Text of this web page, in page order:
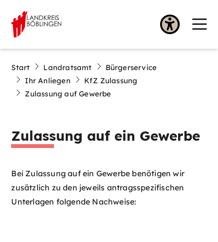
Start Landratsamt
Bürgerservice
Ihr Anliegen
KfZ Zulassung
Zulassung auf Gewerbe
Zulassung auf ein Gewerbe
Bei Zulassung auf ein Gewerbe benötigen wir
zusätzlich zu den jeweils antragsspezifischen
Unterlagen folgende Nachweise: